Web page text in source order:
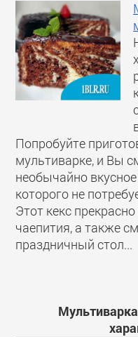
Попробуйте
мультиварке, и Вы
необычайно
которого не
Этот кекс
чаепития, а также
праздничный стол...